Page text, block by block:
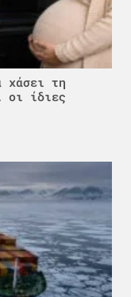
χάσει τη
οι ίδιες